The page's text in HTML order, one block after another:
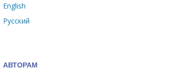
English
Русский
АВТОРАМ